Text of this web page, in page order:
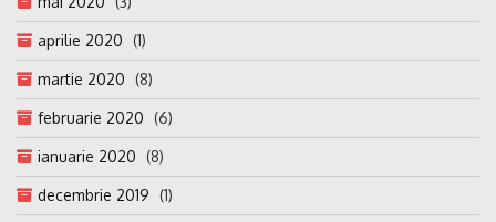
aprilie 2020 (1)
martie 2020 (8)
februarie 2020 (6)
ianuarie 2020 (8)
decembrie 2019 (1)